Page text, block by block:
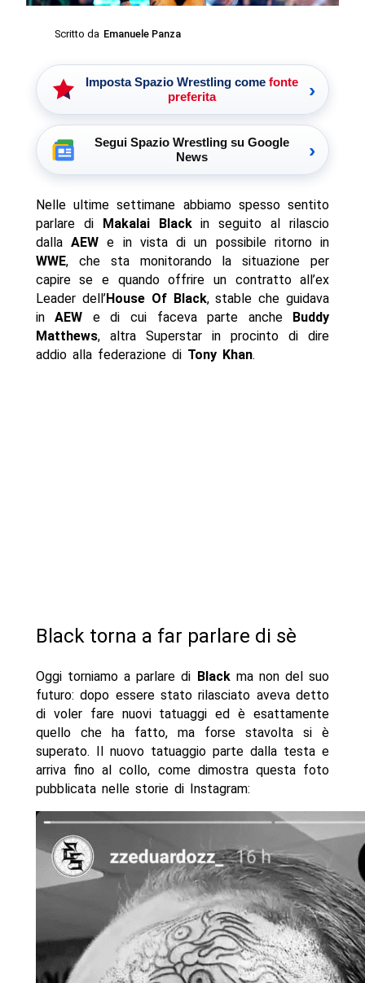
Scritto da Emanuele Panza
Imposta Spazio Wrestling come fonte
preferita
›
Segui Spazio Wrestling su Google
News
›
Nelle ultime settimane abbiamo spesso sentito
parlare di
Makalai Blackin seguito al rilascio
dallaAEW e in vista di un possibile ritorno in
WWE, che sta monitorando la situazione per
capire se e quando offrire un contratto all’ex
Leader dell’House Of Black, stable che guidava
inAEW e di cui faceva parte anche
Buddy
Matthews, altra Superstar in procinto di dire
addio alla federazione di Tony Khan.
Black torna a far parlare di sè
Oggi torniamo a parlare di Blackma non del suo
futuro: dopo essere stato rilasciato aveva detto
di voler fare nuovi tatuaggi ed è esattamente
quello che ha fatto, ma forse stavolta si è
superato. Il nuovo tatuaggio parte dalla testa e
arriva fino al collo, come dimostra questa foto
pubblicata nelle storie di Instagram: